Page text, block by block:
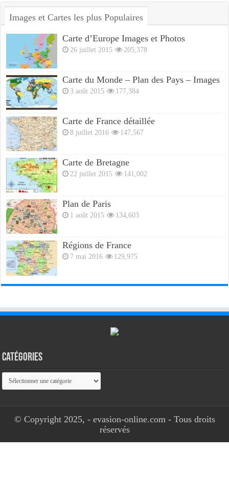
Images et Cartes les plus Populaires
Carte d’Europe Images et Photos
26 juillet 2015 205,378
Carte du Monde – Plan des Pays – Images
3 août 2015 177,384
Carte de France détaillée
8 juillet 2016 147,567
Carte de Bretagne
22 juillet 2015 141,002
Plan de Paris
1 août 2015 134,603
Régions de France
7 mai 2016 129,975
Catégories
Catégories
© Copyright 2025, - evasion-online.com - Tous droits
réservés